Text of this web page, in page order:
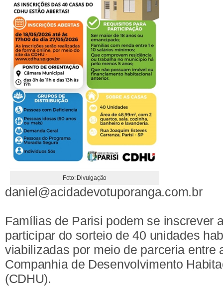
Foto: Divulgação
daniel@acidadevotuporanga.com.br
Famílias de Parisi podem se inscrever
participar do sorteio de 40 unidades
viabilizadas por meio de parceria entre
Companhia de Desenvolvimento
(CDHU).